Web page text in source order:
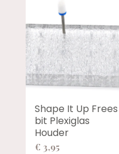
Shape It Up Frees
bit Plexiglas
Houder
€ 3,95